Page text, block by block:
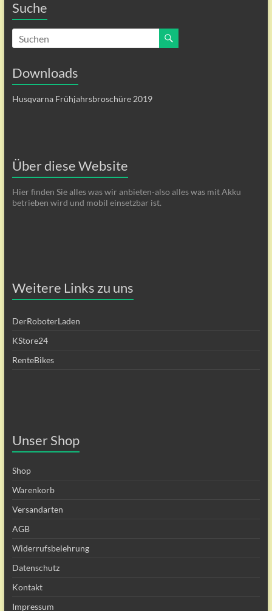
Suche
Downloads
Husqvarna Frühjahrsbroschüre 2019
Über diese Website
Hier finden Sie alles was wir anbieten-also alles was mit Akku
betrieben wird und mobil einsetzbar ist.
Weitere Links zu uns
DerRoboterLaden
KStore24
RenteBikes
Unser Shop
Shop
Warenkorb
Versandarten
AGB
Widerrufsbelehrung
Datenschutz
Kontakt
Impressum